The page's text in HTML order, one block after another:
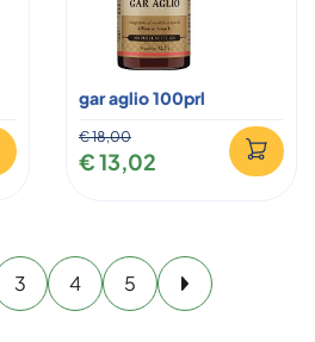
gar aglio 100prl
€ 18,00
€ 13,02
3 4 5 Avanti